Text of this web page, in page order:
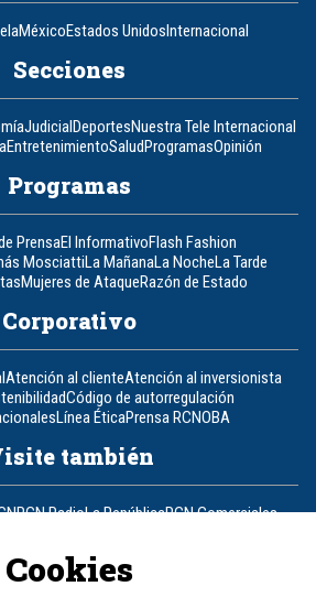
MéxicoEstados UnidosInternacional
Secciones
JudicialDeportesNuestra Tele Internacional
EntretenimientoSaludProgramasOpinión
Programas
PrensaEl InformativoFlash Fashion
MosciattiLa MañanaLa NocheLa Tarde
Mujeres de AtaqueRazón de Estado
Corporativo
Atención al clienteAtención al inversionista
Código de autorregulación
Línea ÉticaPrensa RCNOBA
también
RCN RadioLa RepúblicaRCN Comerciales
de RCN Televisión
Contáctenos
Cookies